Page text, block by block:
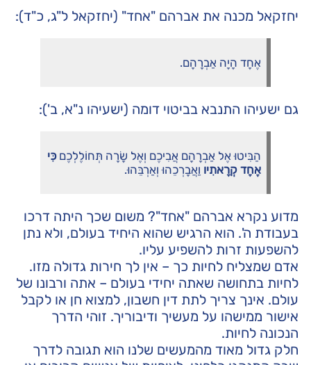
יחזקאל מכנה את אברהם "אחד" (יחזקאל ל"ג, כ"ד):
אֶחָד הָיָה אַבְרָהָם.
גם ישעיהו התנבא בביטוי דומה (ישעיהו נ"א, ב'):
הַבִּיטוּ אֶל אַבְרָהָם אֲבִיכֶם וְאֶל שָׂרָה תְּחוֹלֶלְכֶםכִּי
אֶחָד קְרָאתִיו וַאֲבָרְכֵהוּ וְאַרְבֵּהוּ.
מדוע נקרא אברהם "אחד"? משום שכך היתה דרכו
בעבודת ה'. הוא הרגיש שהוא היחיד בעולם, ולא נתן
להשפעות זרות להשפיע עליו.
אדם שמצליח לחיות כך – אין לך חירות גדולה מזו.
לחיות בתחושה שאתה יחידי בעולם – אתה ורבונו של
עולם. אינך צריך לתת דין חשבון, למצוא חן או לקבל
אישור ממישהו על מעשיך ודיבוריך. זוהי הדרך
הנכונה לחיות.
חלק גדול מאוד מהמעשים שלנו הוא תגובה לדרך